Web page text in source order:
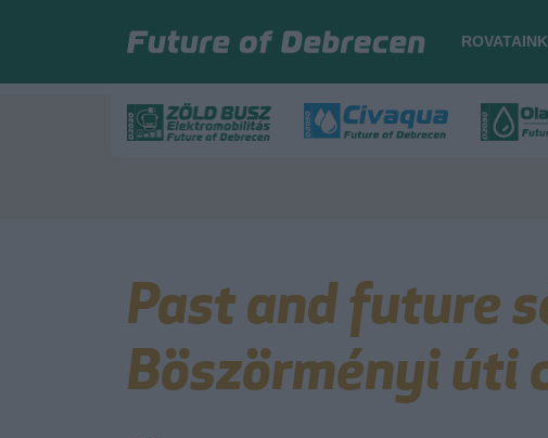
ROVATAINK
Past and future
Böszörményi úti